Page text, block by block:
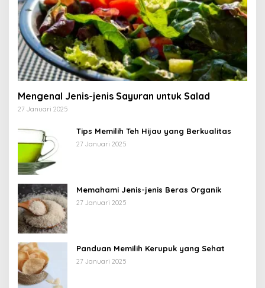
Mengenal Jenis-jenis Sayuran untuk Salad
27 Januari 2025
Tips Memilih Teh Hijau yang Berkualitas
27 Januari 2025
Memahami Jenis-jenis Beras Organik
27 Januari 2025
Panduan Memilih Kerupuk yang Sehat
27 Januari 2025